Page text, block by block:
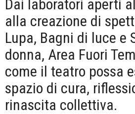
Dai laboratori aperti
alla creazione di
Lupa, Bagni di luce e
donna, Area Fuori
come il teatro possa
spazio di cura,
rinascita collettiva.